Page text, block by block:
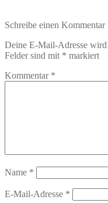
Schreibe einen Kommentar
Deine E-Mail-Adresse
Felder sind mit * markiert
Kommentar *
Name *
E-Mail-Adresse *